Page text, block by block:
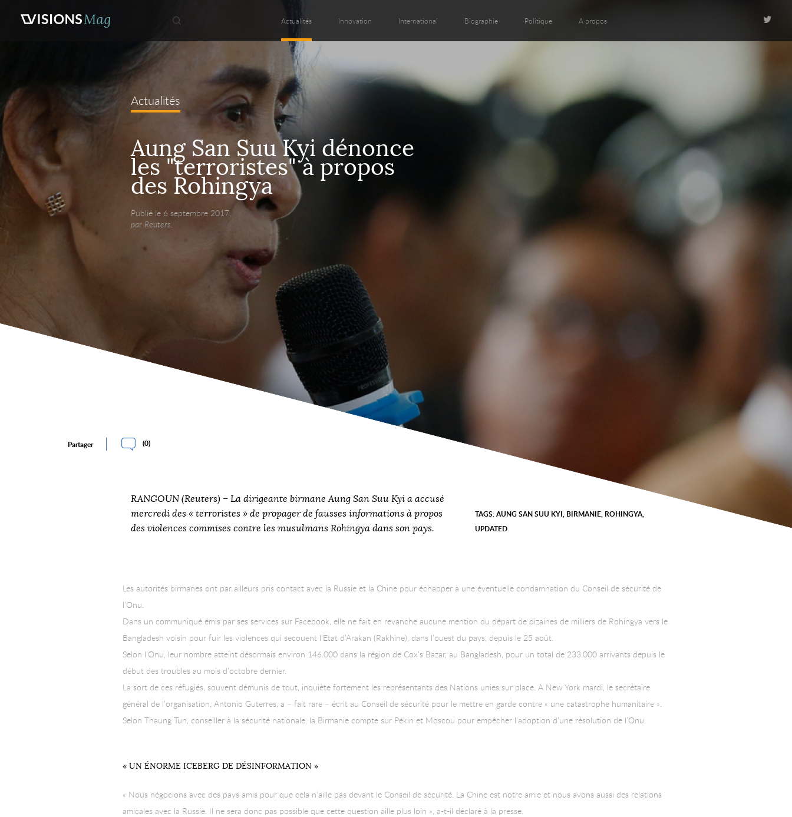
Actualités Innovation International Biographie Politique A propos
Actualités
Aung San Suu Kyi dénonce
les "terroristes" à propos
des Rohingya
Publié le 6 septembre 2017,
par Reuters.
Partager (0)
RANGOUN (Reuters) – La dirigeante birmane Aung San Suu Kyi a accusé
mercredi des « terroristes » de propager de fausses informations à propos
des violences commises contre les musulmans Rohingya dans son pays.
TAGS:AUNG SAN SUU KYI, BIRMANIE, ROHINGYA,
UPDATED
Les autorités birmanes ont par ailleurs pris contact avec la Russie et la Chine pour échapper à une éventuelle condamnation du Conseil de sécurité de
l’Onu.
Dans un communiqué émis par ses services sur Facebook, elle ne fait en revanche aucune mention du départ de dizaines de milliers de Rohingya vers le
Bangladesh voisin pour fuir les violences qui secouent l’Etat d’Arakan (Rakhine), dans l’ouest du pays, depuis le 25 août.
Selon l’Onu, leur nombre atteint désormais environ 146.000 dans la région de Cox’s Bazar, au Bangladesh, pour un total de 233.000 arrivants depuis le
début des troubles au mois d’octobre dernier.
La sort de ces réfugiés, souvent démunis de tout, inquiète fortement les représentants des Nations unies sur place. A New York mardi, le secrétaire
général de l’organisation, Antonio Guterres, a – fait rare – écrit au Conseil de sécurité pour le mettre en garde contre « une catastrophe humanitaire ».
Selon Thaung Tun, conseiller à la sécurité nationale, la Birmanie compte sur Pékin et Moscou pour empêcher l’adoption d’une résolution de l’Onu.
« UN ÉNORME ICEBERG DE DÉSINFORMATION »
« Nous négocions avec des pays amis pour que cela n’aille pas devant le Conseil de sécurité. La Chine est notre amie et nous avons aussi des relations
amicales avec la Russie. Il ne sera donc pas possible que cette question aille plus loin », a-t-il déclaré à la presse.